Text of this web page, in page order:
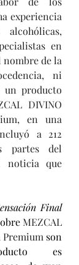
experiencia
en
nombre de la
ni
un producto
DIVINO
en una
a 212
partes del
noticia que
Final
MEZCAL
Premium son
es